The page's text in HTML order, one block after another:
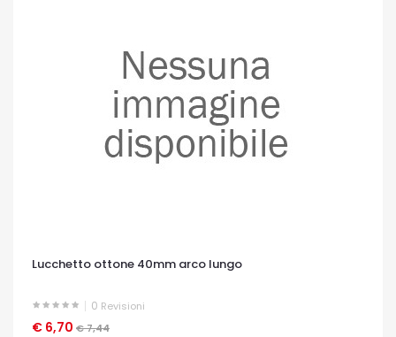
Lucchetto ottone 40mm arco lungo
0 Revisioni
€ 6,70 € 7,44
OCCHIATA VELOCE